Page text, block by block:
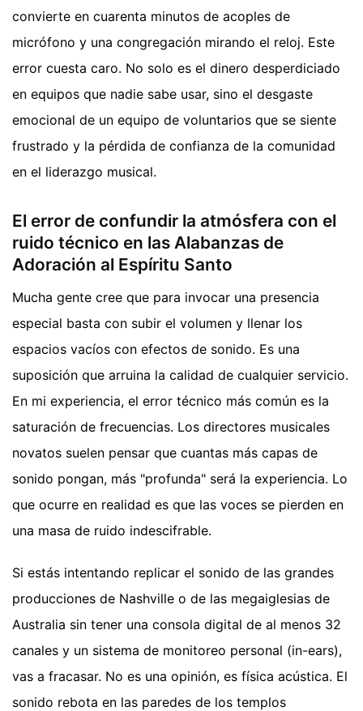
convierte en cuarenta minutos de acoples de
micrófono y una congregación mirando el reloj. Este
error cuesta caro. No solo es el dinero desperdiciado
en equipos que nadie sabe usar, sino el desgaste
emocional de un equipo de voluntarios que se siente
frustrado y la pérdida de confianza de la comunidad
en el liderazgo musical.
El error de confundir la atmósfera con el
ruido técnico en las Alabanzas de
Adoración al Espíritu Santo
Mucha gente cree que para invocar una presencia
especial basta con subir el volumen y llenar los
espacios vacíos con efectos de sonido. Es una
suposición que arruina la calidad de cualquier servicio.
En mi experiencia, el error técnico más común es la
saturación de frecuencias. Los directores musicales
novatos suelen pensar que cuantas más capas de
sonido pongan, más "profunda" será la experiencia. Lo
que ocurre en realidad es que las voces se pierden en
una masa de ruido indescifrable.
Si estás intentando replicar el sonido de las grandes
producciones de Nashville o de las megaiglesias de
Australia sin tener una consola digital de al menos 32
canales y un sistema de monitoreo personal (in-ears),
vas a fracasar. No es una opinión, es física acústica. El
sonido rebota en las paredes de los templos